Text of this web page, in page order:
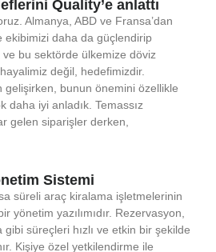
Quality’e anlattı
Almanya, ABD ve Fransa’dan
ekibimizi daha da güçlendirip
ve bu sektörde ülkemize döviz
değil, hedefimizdir.
gelişirken, bunun önemini özellikle
daha iyi anladık. Temassız
gelen siparişler derken,
Sistemi
süreli araç kiralama işletmelerinin
yönetim yazılımıdır. Rezervasyon,
süreçleri hızlı ve etkin bir şekilde
Kişiye özel yetkilendirme ile